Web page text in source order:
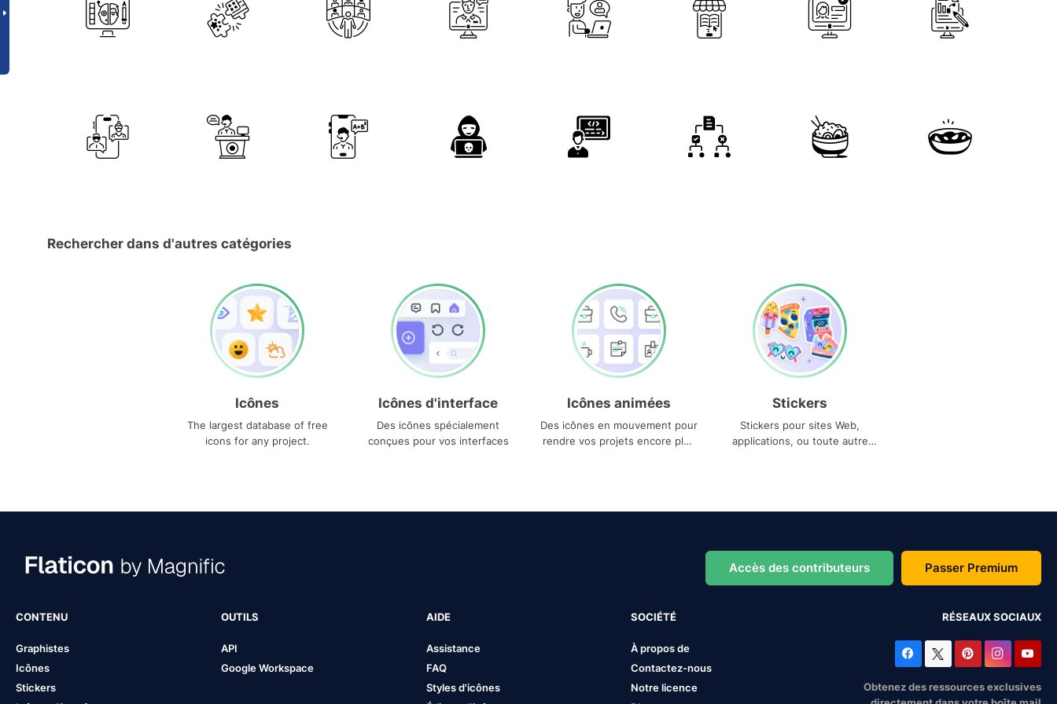
Rechercher dans d'autres catégories
Icônes
The largest database of free
icons for any project.
Icônes d'interface
Des icônes spécialement
conçues pour vos interfaces
Icônes animées
Des icônes en mouvement pour
rendre vos projets encore plus
Stickers
Stickers pour sites Web,
applications, ou toute autre
Accès des contributeurs Passer Premium
CONTENU
Graphistes
Icônes
Stickers
OUTILS
API
Google Workspace
AIDE
Assistance
FAQ
Styles d'icônes
SOCIÉTÉ
À propos de
Contactez-nous
Notre licence
RÉSEAUX SOCIAUX
Obtenez des ressources exclusives